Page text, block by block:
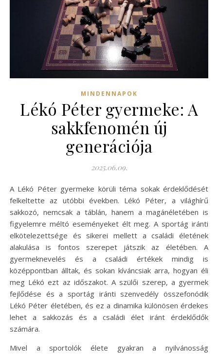
MINDENNAPOK
Lékó Péter gyermeke: A
sakkfenomén új
generációja
2025.06.09.
A Lékó Péter gyermeke körüli téma sokak érdeklődését
felkeltette az utóbbi években. Lékó Péter, a világhírű
sakkozó, nemcsak a táblán, hanem a magánéletében is
figyelemre méltó eseményeket élt meg. A sportág iránti
elkötelezettsége és sikerei mellett a családi életének
alakulása is fontos szerepet játszik az életében. A
gyermeknevelés és a családi értékek mindig is
középpontban álltak, és sokan kíváncsiak arra, hogyan éli
meg Lékó ezt az időszakot. A szülői szerep, a gyermek
fejlődése és a sportág iránti szenvedély összefonódik
Lékó Péter életében, és ez a dinamika különösen érdekes
lehet a sakkozás és a családi élet iránt érdeklődők
számára.
Mivel a sportolók élete gyakran a nyilvánosság